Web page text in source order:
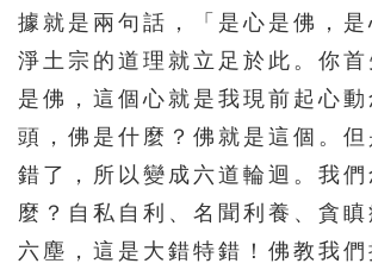
據就是兩句話，「是心是佛，是
淨土宗的道理就立足於此。你
是佛，這個心就是我現前起心動
頭，佛是什麼？佛就是這個。
錯了，所以變成六道輪迴。我們
麼？自私自利、名聞利養、貪瞋
六塵，這是大錯特錯！佛教我們